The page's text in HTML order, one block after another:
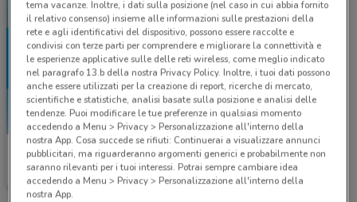
McDonald's
Scade giovedì 2.3 km
tema vacanze. Inoltre, i dati sulla posizione (nel caso in cui abbia fornito
il relativo consenso) insieme alle informazioni sulle prestazioni della
rete e agli identificativi del dispositivo, possono essere raccolte e
condivisi con terze parti per comprendere e migliorare la connettività e
le esperienze applicative sulle delle reti wireless, come meglio indicato
nel paragrafo 13.b della nostra Privacy Policy. Inoltre, i tuoi dati possono
anche essere utilizzati per la creazione di report, ricerche di mercato,
scientifiche e statistiche, analisi basate sulla posizione e analisi delle
tendenze. Puoi modificare le tue preferenze in qualsiasi momento
accedendo a Menu > Privacy > Personalizzazione all'interno della
nostra App. Cosa succede se rifiuti: Continuerai a visualizzare annunci
pubblicitari, ma riguarderanno argomenti generici e probabilmente non
saranno rilevanti per i tuoi interessi. Potrai sempre cambiare idea
accedendo a Menu > Privacy > Personalizzazione all'interno della
nostra App.